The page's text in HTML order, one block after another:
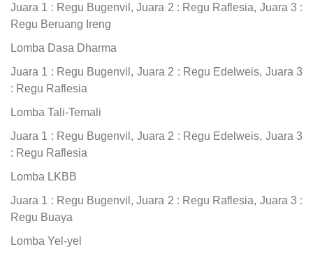
Juara 1 : Regu Bugenvil, Juara 2 : Regu Raflesia, Juara 3 :
Regu Beruang Ireng
Lomba Dasa Dharma
Juara 1 : Regu Bugenvil, Juara 2 : Regu Edelweis, Juara 3
: Regu Raflesia
Lomba Tali-Temali
Juara 1 : Regu Bugenvil, Juara 2 : Regu Edelweis, Juara 3
: Regu Raflesia
Lomba LKBB
Juara 1 : Regu Bugenvil, Juara 2 : Regu Raflesia, Juara 3 :
Regu Buaya
Lomba Yel-yel